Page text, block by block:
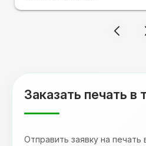
терпеливость, отвечала
Заказать печать в
Отправить заявку на